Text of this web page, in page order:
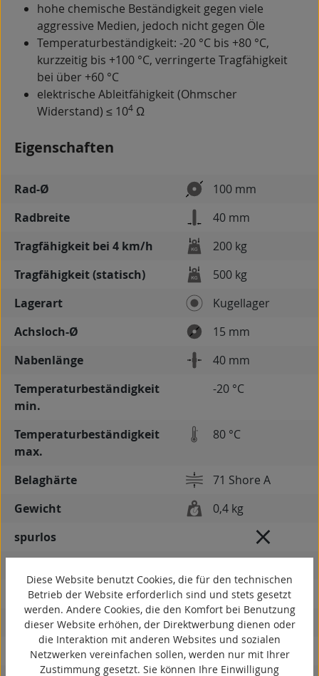
hohe chemische Beständigkeit gegen viele
aggressive Medien, jedoch nicht gegen Öle
Temperaturbeständigkeit: -20 °C bis +80 °C,
kurzzeitig bis +100 °C, verringerte Tragfähigkeit
bei über +60 °C
elektrische Ableitfähigkeit (Ohmscher
Widerstand) ≤ 104 Ω
Eigenschaften
Rad-Ø
100 mm
Radbreite
40 mm
Tragfähigkeit bei 4 km/h
200 kg
Tragfähigkeit (statisch)
500 kg
Lagerart
Kugellager
Achsloch-Ø
15 mm
Nabenlänge
40 mm
Temperaturbeständigkeit
min.
-20 °C
Temperaturbeständigkeit
max.
80 °C
Belaghärte
71 Shore A
Gewicht
0,4 kg
spurlos
antistatisch
ESD
elektrisch leitfähig
Diese Website benutzt Cookies, die für den technischen
Betrieb der Website erforderlich sind und stets gesetzt
werden. Andere Cookies, die den Komfort bei Benutzung
dieser Website erhöhen, der Direktwerbung dienen oder
die Interaktion mit anderen Websites und sozialen
Netzwerken vereinfachen sollen, werden nur mit Ihrer
Zustimmung gesetzt. Sie können Ihre Einwilligung